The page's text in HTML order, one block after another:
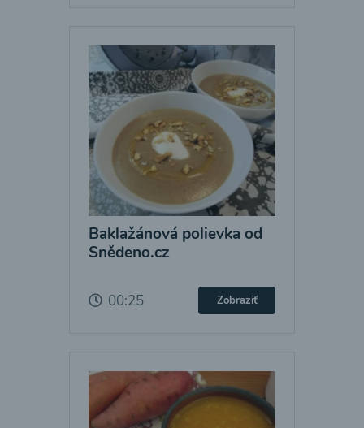
Baklažánová polievka od
Snědeno.cz
00:25 Zobraziť